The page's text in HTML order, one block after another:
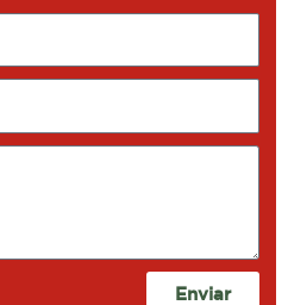
Enviar